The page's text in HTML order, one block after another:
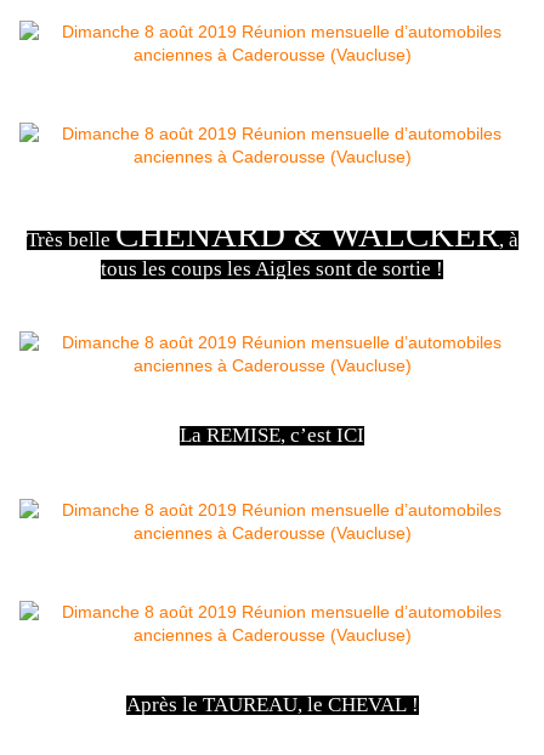
Très belle CHENARD & WALCKER, à
tous les coups les Aigles sont de sortie !
La REMISE, c’est ICI
Après le TAUREAU, le CHEVAL !